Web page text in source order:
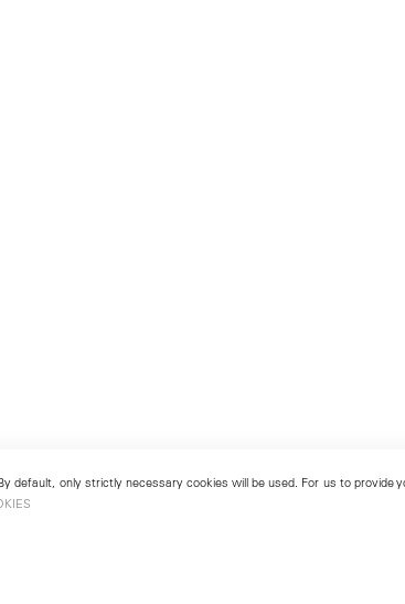
only strictly necessary cookies will be used. For us to provide